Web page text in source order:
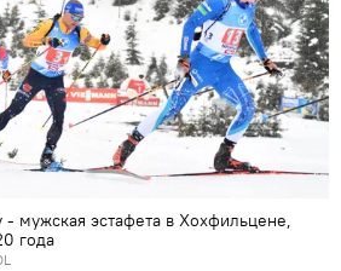
- мужская эстафета в Хохфильцене,
года